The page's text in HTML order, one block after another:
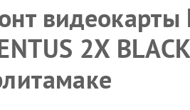
видеокарты
2X